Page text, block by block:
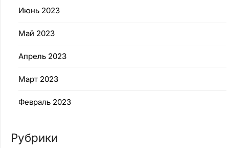
Июнь 2023
Май 2023
Апрель 2023
Март 2023
Февраль 2023
Рубрики